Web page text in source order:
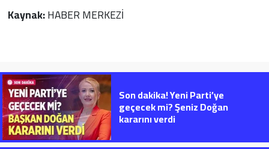
Kaynak:HABER MERKEZİ
Son dakika! Yeni Parti’ye
geçecek mi? Şeniz Doğan
kararını verdi